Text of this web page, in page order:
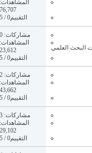
المشاهدات:
76,707
التقييم0 / 5
مشاركات: 0
المشاهدات:
23,612
التقييم0 / 5
مشاركات: 2
المشاهدات:
43,662
التقييم0 / 5
مشاركات: 3
المشاهدات:
29,102
التقييم0 / 5